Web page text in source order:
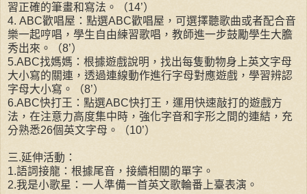
習正確的筆畫和寫法。（14’）
4. ABC歡唱屋：點選ABC歡唱屋，可選擇聽歌曲或者配合音
樂一起哼唱，學生自由練習歌唱，教師進一步鼓勵學生大膽
秀出來。（8’）
5.ABC找媽媽：根據遊戲說明，找出每隻動物身上英文字母
大小寫的關連，透過連線動作進行字母對應遊戲，學習辨認
字母大小寫。（8’）
6.ABC快打王：點選ABC快打王，運用快速敲打的遊戲方
法，在注意力高度集中時，強化字音和字形之間的連結，充
分熟悉26個英文字母。（10’）
三.延伸活動：
1.語詞接龍：根據尾音，接續相關的單字。
2.我是小歌星：一人準備一首英文歌輪番上臺表演。